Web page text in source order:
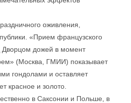
оживления,
«Прием французского
Дворцом дожей в момент
(Москва, ГМИИ) показывает
гондолами и оставляет
красное и золото.
в Саксонии и Польше, в